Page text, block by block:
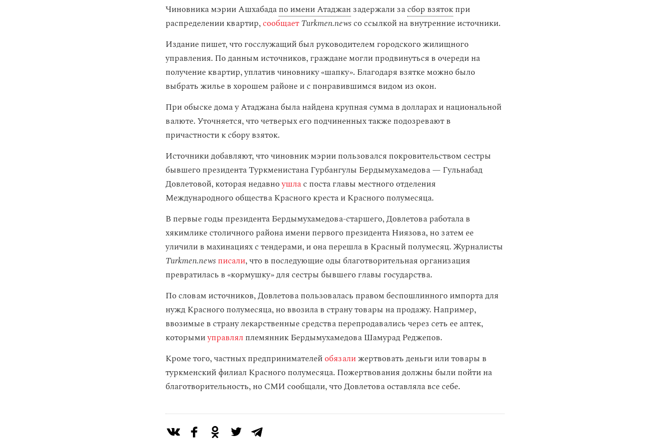
Чиновника мэрии Ашхабадапо имени Атаджан задержали засбор взятокпри
распределении квартир,сообщаетTurkmen.newsсо ссылкой на внутренние источники.
Издание пишет, что госслужащий был руководителем городского жилищного
управления. По данным источников, граждане могли продвинуться в очереди на
получение квартир, уплатив чиновнику «шапку». Благодаря взятке можно было
выбрать жилье в хорошем районе и с понравившимся видом из окон.
При обыске дома у Атаджана была найдена крупная сумма в долларах и национальной
валюте. Уточняется, что четверых его подчиненных также подозревают в
причастности к сбору взяток.
Источники добавляют, что чиновник мэрии пользовался покровительством сестры
бывшего президента Туркменистана Гурбангулы Бердымухамедова — Гульнабад
Довлетовой, которая недавноушлас поста главы местного отделения
Международного общества Красного креста и Красного полумесяца.
В первые годы президента Бердымухамедова-старшего, Довлетова работала в
хякимлике столичного района имени первого президента Ниязова, но затем ее
уличили в махинациях с тендерами, и она перешла в Красный полумесяц. Журналисты
Turkmen.newsписали, что в последующие оды благотворительная организация
превратилась в «кормушку» для сестры бывшего главы государства.
По словам источников, Довлетова пользовалась правом беспошлинного импорта для
нужд Красного полумесяца, но ввозила в страну товары на продажу. Например,
ввозимые в страну лекарственные средства перепродавались через сеть ее аптек,
которымиуправлял племянник Бердымухамедова Шамурад Реджепов.
Кроме того, частных предпринимателейобязалижертвовать деньги или товары в
туркменский филиал Красного полумесяца. Пожертвования должны были пойти на
благотворительность, но СМИ сообщали, что Довлетова оставляла все себе.